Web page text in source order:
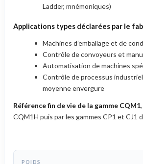
Ladder, mnémoniques)
Applications types déclarées par le
Machines d’emballage et de
Contrôle de convoyeurs et
Automatisation de machines
Contrôle de processus
moyenne envergure
Référence fin de vie de la gamme CQM1
CQM1H puis par les gammes CP1 et CJ1
POIDS